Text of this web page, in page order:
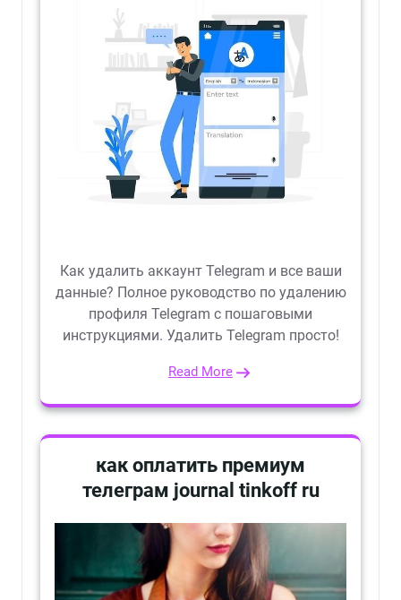
Как удалить аккаунт Telegram и все ваши
данные? Полное руководство по удалению
профиля Telegram с пошаговыми
инструкциями. Удалить Telegram просто!
Read More
как оплатить премиум
телеграм journal tinkoff ru